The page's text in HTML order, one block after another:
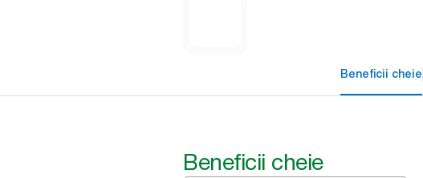
Beneficii cheie
Beneficii cheie